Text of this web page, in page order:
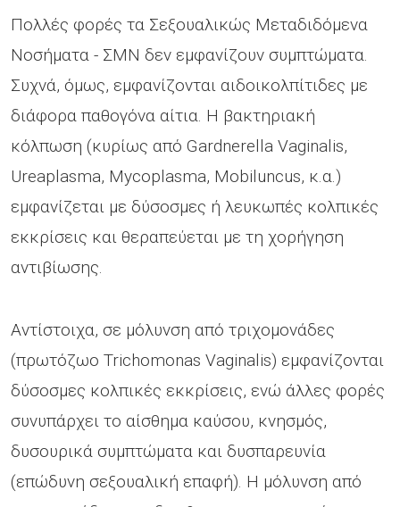
Πολλές φορές τα Σεξουαλικώς Μεταδιδόμενα
Νοσήματα - ΣΜΝ δεν εμφανίζουν συμπτώματα.
Συχνά, όμως, εμφανίζονται αιδοικολπίτιδες με
διάφορα παθογόνα αίτια. Η βακτηριακή
κόλπωση (κυρίως από Gardnerella Vaginalis,
Ureaplasma, Mycoplasma, Mobiluncus, κ.α.)
εμφανίζεται με δύσοσμες ή λευκωπές κολπικές
εκκρίσεις και θεραπεύεται με τη χορήγηση
αντιβίωσης.
Αντίστοιχα, σε μόλυνση από τριχομονάδες
(πρωτόζωο Trichomonas Vaginalis) εμφανίζονται
δύσοσμες κολπικές εκκρίσεις, ενώ άλλες φορές
συνυπάρχει το αίσθημα καύσου, κνησμός,
δυσουρικά συμπτώματα και δυσπαρευνία
(επώδυνη σεξουαλική επαφή). Η μόλυνση από